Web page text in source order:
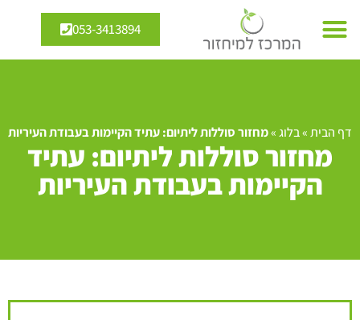
053-3413894
דף הבית»בלוג»מחזור סוללות ליתיום: עתיד הקיימות בעבודת העיריות
מחזור סוללות ליתיום: עתיד
הקיימות בעבודת העיריות